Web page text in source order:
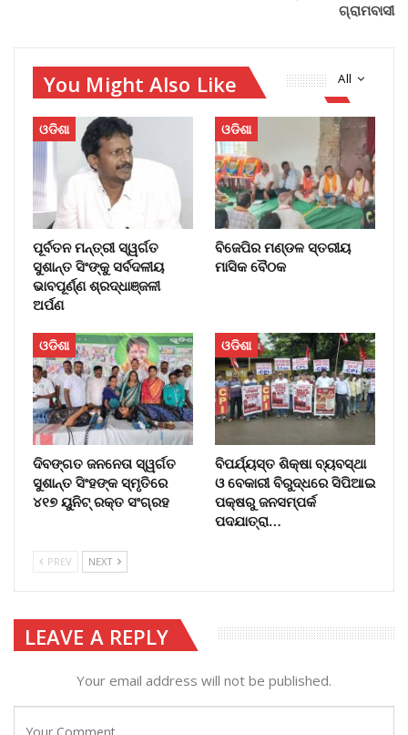
ଗ୍ରାମବାସୀ
All
You Might Also Like
ଓଡିଶା
ପୂର୍ବତନ ମନ୍ତ୍ରୀ ସ୍ୱର୍ଗତ
ସୁଶାନ୍ତ ସିଂଙ୍କୁ ସର୍ବଦଳୀୟ
ଭାବପୂର୍ଣ୍ଣ ଶ୍ରଦ୍ଧାଞ୍ଜଳୀ
ଅର୍ପଣ
ଓଡିଶା
ବିଜେପିର ମଣ୍ଡଳ ସ୍ତରୀୟ
ମାସିକ ବୈଠକ
ଓଡିଶା
ଦିବଙ୍ଗତ ଜନନେତା ସ୍ୱର୍ଗତ
ସୁଶାନ୍ତ ସିଂହଙ୍କ ସ୍ମୃତିରେ
୪୧୭ ୟୁନିଟ୍ ରକ୍ତ ସଂଗ୍ରହ
ଓଡିଶା
ବିପର୍ଯ୍ୟସ୍ତ ଶିକ୍ଷା ବ୍ୟବସ୍ଥା
ଓ ବେକାରୀ ବିରୁଦ୍ଧରେ ସିପିଆଇ
ପକ୍ଷରୁ ଜନସମ୍ପର୍କ
ପଦଯାତ୍ରା…
PREV NEXT
LEAVE A REPLY
Your email address will not be published.